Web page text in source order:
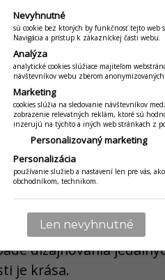
vehementne trváte
rúk profesionálov alebo
jedál
a časovými nákladmi
sa na typografiu
pozornosť
Základom je, aby ste si
ľahko čitateľný. V
to nepreháňali s
dizajnovania
je krása.
Nevyhnutné
sú cookie bez ktorých by funkčnosť tejto web
Navigácia a prístup k zákazníckej časti webu.
Analýza
analytické cookies slúžiace majiteľom
návštevníkov webu zberom
Marketing
cookies slúžia na sledovanie návštevníkov
zobrazenie relevatných reklám, ktoré sú
inzerujú na týchto a iných web stránkach z
Personalizovaný marketing
Personalizácia
používanie služieb a nastavení len pre vás,
obchodníkom, technikom.
Len nevyhnutné